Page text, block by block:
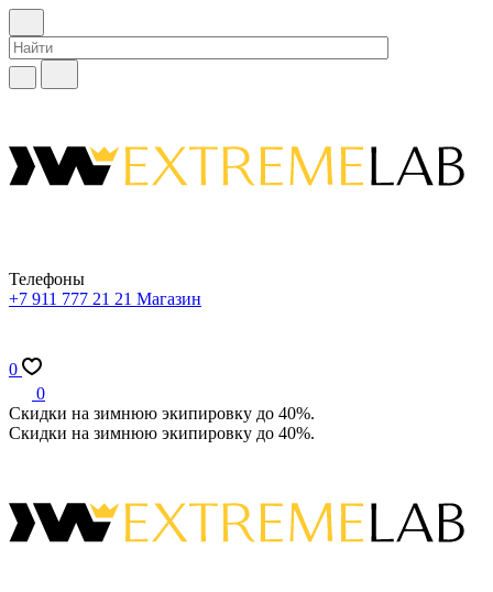
Телефоны
+7 911 777 21 21 Магазин
0
0
Скидки на зимнюю экипировку до 40%.
Скидки на зимнюю экипировку до 40%.